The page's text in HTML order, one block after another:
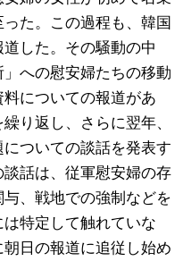
た。この過程も、韓国
した。その騒動の中
への慰安婦たちの移動
についての報道があ
り返し、さらに翌年、
ついての談話を発表す
話は、従軍慰安婦の存
、戦地での強制などを
特定して触れていな
日の報道に追従し始め